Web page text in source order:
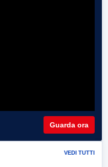
Guarda ora
VEDI TUTTI